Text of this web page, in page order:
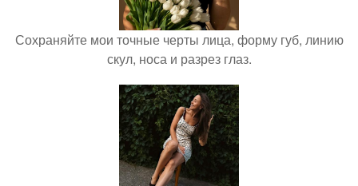
Сохраняйте мои точные черты лица, форму губ, линию
скул, носа и разрез глаз.